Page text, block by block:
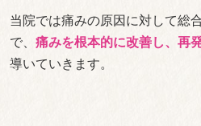
当院では痛みの原因に対して総
で、 痛みを根本的に改善し、再
導いていきます。